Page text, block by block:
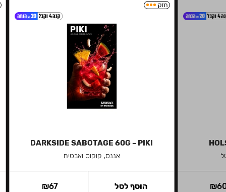
₪
חזק
DARKSIDE SABOTAGE 60G – PIKI
אננס, קוקוס ואבטיח
₪67 הוסף לסל